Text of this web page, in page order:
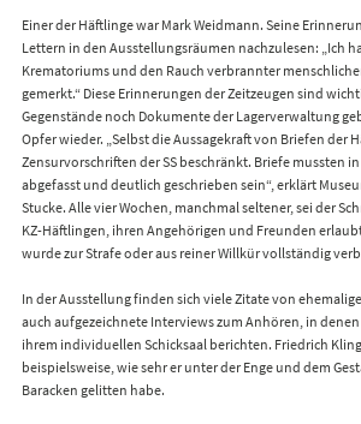
Einer der Häftlinge war Mark Weidmann. Seine
Lettern in den Ausstellungsräumen nachzulesen: „Ich
Krematoriums und den Rauch verbrannter
gemerkt.“ Diese Erinnerungen der Zeitzeugen sind
Gegenstände noch Dokumente der Lagerverwaltung
Opfer wieder. „Selbst die Aussagekraft von Briefen der
Zensurvorschriften der SS beschränkt. Briefe mussten
abgefasst und deutlich geschrieben sein“, erklärt
Stucke. Alle vier Wochen, manchmal seltener, sei der
KZ-Häftlingen, ihren Angehörigen und Freunden
wurde zur Strafe oder aus reiner Willkür vollständig
In der Ausstellung finden sich viele Zitate von
auch aufgezeichnete Interviews zum Anhören, in
ihrem individuellen Schicksaal berichten. Friedrich
beispielsweise, wie sehr er unter der Enge und dem
Baracken gelitten habe.